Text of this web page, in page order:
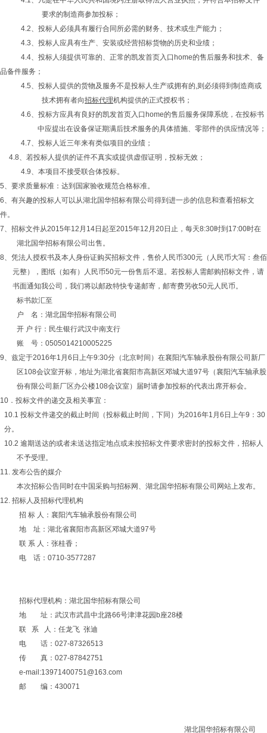
要求的制造商参加投标；
4.2、投标人必须具有履行合同所必需的财务、技术或生产能力；
4.3、投标人应具有生产、安装或经营招标货物的历史和业绩；
4.4、投标人须提供可靠的、正常的凯发首页入口home的售后服务和技术、备
品备件服务；
4.5、投标人提供的货物及服务不是投标人生产或拥有的,则必须得到制造商或
技术拥有者向招标代理机构提供的正式授权书；
4.6、投标方应具有良好的凯发首页入口home的售后服务保障系统，在投标书
中应提出在设备保证期满后技术服务的具体措施、零部件的供应情况等；
4.7、投标人近三年来有类似项目的业绩；
4.8、若投标人提供的证件不真实或提供虚假证明，投标无效；
4.9、本项目不接受联合体投标。
5、要求质量标准：达到国家验收规范合格标准。
6、有兴趣的投标人可以从湖北国华招标有限公司得到进一步的信息和查看招标文
件。
7、招标文件从2015年12月14日起至2015年12月20日止，每天8:30时到17:00时在
湖北国华招标有限公司出售。
8、凭法人授权书及本人身份证购买招标文件，售价人民币300元（人民币大写：叁佰
元整），图纸（如有）人民币50元一份售后不退。若投标人需邮购招标文件，请
书面通知我公司，我们将以邮政特快专递邮寄，邮寄费另收50元人民币。
标书款汇至
户 名：湖北国华招标有限公司
开 户 行：民生银行武汉中南支行
账 号：0505014210005225
9、兹定于2016年1月6日上午9:30分（北京时间）在襄阳汽车轴承股份有限公司新厂
区108会议室开标，地址为湖北省襄阳市高新区邓城大道97号（襄阳汽车轴承股
份有限公司新厂区办公楼108会议室）届时请参加投标的代表出席开标会。
10．投标文件的递交及相关事宜：
10.1 投标文件递交的截止时间（投标截止时间，下同）为2016年1月6日上午9：30
分。
10.2 逾期送达的或者未送达指定地点或未按招标文件要求密封的投标文件，招标人
不予受理。
11. 发布公告的媒介
本次招标公告同时在中国采购与招标网、湖北国华招标有限公司网站上发布。
12. 招标人及招标代理机构
招 标 人：襄阳汽车轴承股份有限公司
地 址：湖北省襄阳市高新区邓城大道97号
联 系 人：张桂香；
电 话：0710-3577287
招标代理机构：湖北国华招标有限公司
地 址：武汉市武昌中北路66号津津花园b座28楼
联 系 人：任龙飞 张迪
电 话：027-87326513
传 真：027-87842751
e-mail:13971400751@163.com
邮 编：430071
湖北国华招标有限公司